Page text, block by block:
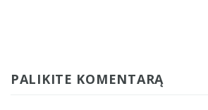
PALIKITE KOMENTARĄ